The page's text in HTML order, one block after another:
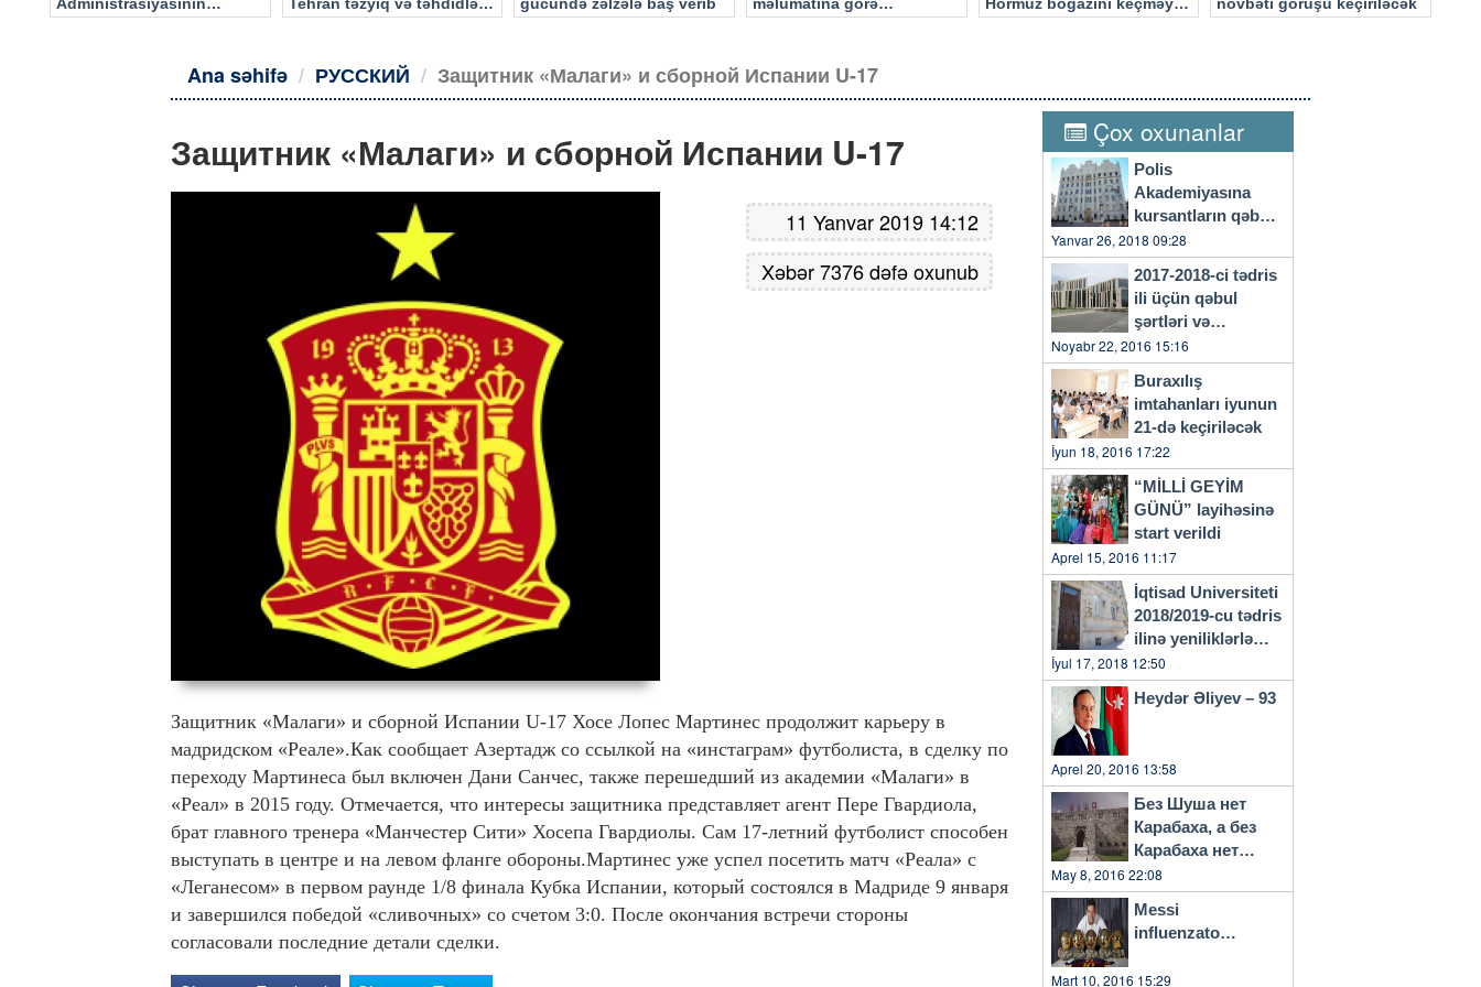
Ana səhifə РУССКИЙ Защитник «Малаги» и сборной Испании U-17
Защитник «Малаги» и сборной Испании U-17
11 Yanvar 2019 14:12
Xəbər 7376 dəfə oxunub
Защитник «Малаги» и сборной Испании U-17 Хосе Лопес Мартинес продолжит карьеру в
мадридском «Реале».Как сообщает Азертадж со ссылкой на «инстаграм» футболиста, в сделку по
переходу Мартинеса был включен Дани Санчес, также перешедший из академии «Малаги» в
«Реал» в 2015 году. Отмечается, что интересы защитника представляет агент Пере Гвардиола,
брат главного тренера «Манчестер Сити» Хосепа Гвардиолы. Сам 17-летний футболист способен
выступать в центре и на левом фланге обороны.Мартинес уже успел посетить матч «Реала» с
«Леганесом» в первом раунде 1/8 финала Кубка Испании, который состоялся в Мадриде 9 января
и завершился победой «сливочных» со счетом 3:0. После окончания встречи стороны
согласовали последние детали сделки.
Çox oxunanlar
Polis
Akademiyasına
kursantların qəbulu
başlayıb
Yanvar 26, 2018 09:28
2017-2018-ci tədris
ili üçün qəbul
şərtləri və
qaydaları…
Noyabr 22, 2016 15:16
Buraxılış
imtahanları iyunun
21-də keçiriləcək
İyun 18, 2016 17:22
“MİLLİ GEYİM
GÜNÜ” layihəsinə
start verildi
Aprel 15, 2016 11:17
İqtisad Universiteti
2018/2019-cu tədris
ilinə yeniliklərlə
başlayacaq
İyul 17, 2018 12:50
Heydər Əliyev – 93
Aprel 20, 2016 13:58
Без Шуша нет
Карабаха, а без
Карабаха нет
Азербайджана…
May 8, 2016 22:08
Messi
influenzato…
Mart 10, 2016 15:29